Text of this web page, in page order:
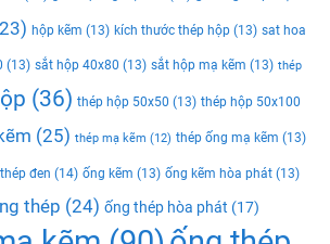
hộp kẽm (13) kích thước thép hộp (13) sat hoa
(13) sắt hộp 40x80 (13) sắt hộp mạ kẽm (13) thép
(36) thép hộp 50x50 (13) thép hộp 50x100
(25) thép mạ kẽm (12) thép ống mạ kẽm (13)
đen (14) ống kẽm (13) ống kẽm hòa phát (13)
thép (24) ống thép hòa phát (17)